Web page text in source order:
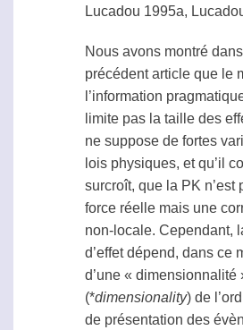
Lucadou 1995a,
Nous avons montré
précédent article que le
l’information
limite pas la taille des
ne suppose de fortes
lois physiques, et qu’il
surcroît, que la PK n’est
force réelle mais une
non-locale. Cependant,
d’effet dépend, dans ce
d’une « dimensionnalité
(*dimensionality) de
de présentation des